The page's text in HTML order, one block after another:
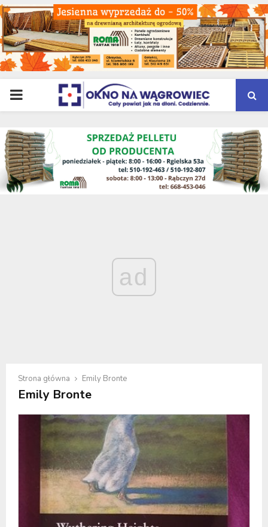
PRIMARY
MENU
ad
Strona główna Emily Bronte
Emily Bronte